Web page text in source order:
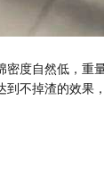
度自然低，重
不掉渣的效